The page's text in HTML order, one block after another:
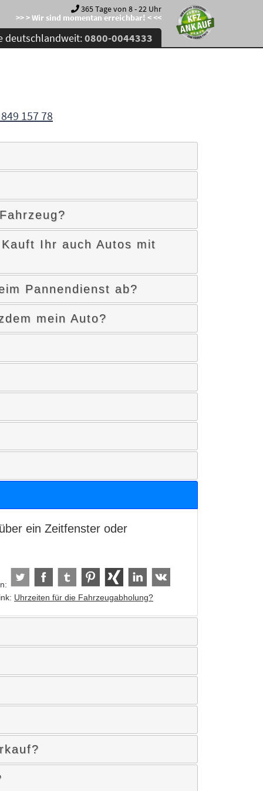
365 Tage von 8 - 22 Uhr
>> > Wir sind momentan erreichbar! < <<
deutschlandweit:0800-0044333
157 78
Ihr auch Autos mit
Pannendienst ab?
mein Auto?
ein Zeitfenster oder
Uhrzeiten für die Fahrzeugabholung?